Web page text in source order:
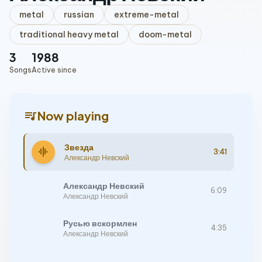
metal russian
extreme-metal
traditional heavy metal
doom-metal
3
Songs
1988
Active since
queue_musicNow playing
graphic_eq Звезда
Александр Невский
3:41
Александр Невский
Александр Невский
6:09
Русью вскормлен
Александр Невский
4:35